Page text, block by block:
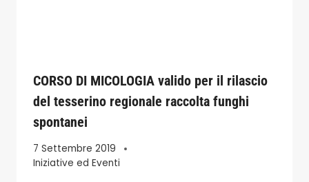
CORSO DI MICOLOGIA valido per il rilascio
del tesserino regionale raccolta funghi
spontanei
7 Settembre 2019
Iniziative ed Eventi